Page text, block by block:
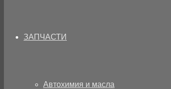
ЗАПЧАСТИ
Автохимия и масла